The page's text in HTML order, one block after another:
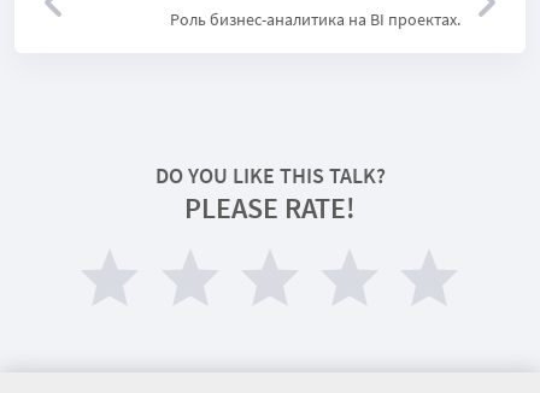
Роль бизнес-аналитика на BI проектах.
DO YOU LIKE THIS TALK?
PLEASE RATE!